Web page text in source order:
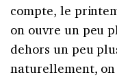
compte, le
on ouvre un peu
dehors un peu
naturellement, on